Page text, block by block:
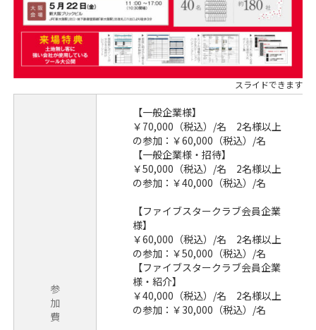
参
加
費
【一般企業様】
￥70,000（税込）/名 2名様以上
の参加：￥60,000（税込）/名
【一般企業様・招待】
￥50,000（税込）/名 2名様以上
の参加：￥40,000（税込）/名
【ファイブスタークラブ会員企業
様】
￥60,000（税込）/名 2名様以上
の参加：￥50,000（税込）/名
【ファイブスタークラブ会員企業
様・紹介】
￥40,000（税込）/名 2名様以上
の参加：￥30,000（税込）/名